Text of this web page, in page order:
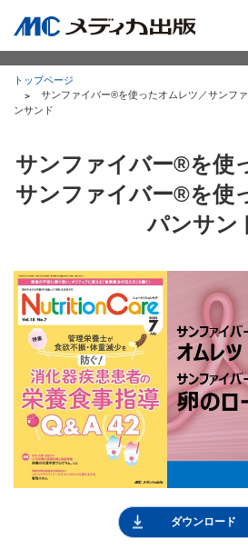
トップページ
サンファイバー®を使ったオムレツ／サンフ
ンサンド
サンファイバー®を使
サンファイバー®を使
パンサン
ダウンロード